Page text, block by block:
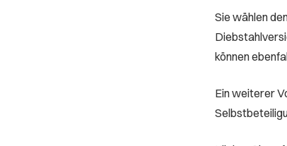
Sie wählen
können
Ein weiterer